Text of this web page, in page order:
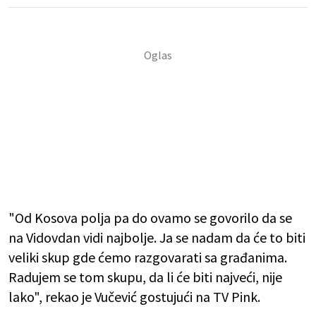
"Od Kosova polja pa do ovamo se govorilo da se
na Vidovdan vidi najbolje. Ja se nadam da će to biti
veliki skup gde ćemo razgovarati sa građanima.
Radujem se tom skupu, da li će biti najveći, nije
lako", rekao je Vučević gostujući na TV Pink.